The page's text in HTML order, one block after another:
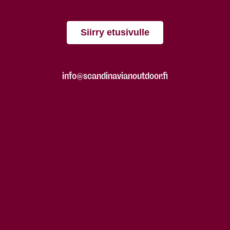
Siirry etusivulle
info@scandinavianoutdoor.fi